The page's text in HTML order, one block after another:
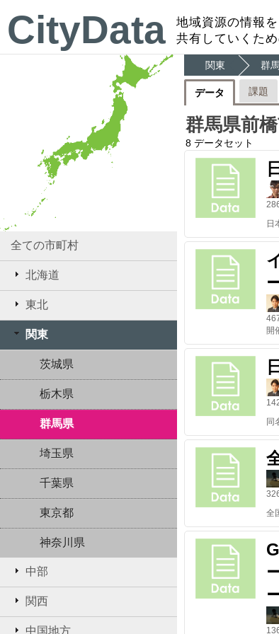
CityData
地域資源の情報
共有していくた
全ての市町村
北海道
東北
関東
茨城県
栃木県
群馬県
埼玉県
千葉県
東京都
神奈川県
中部
関西
中国地方
関東 群
データ 課題
群馬県前
8 データセット